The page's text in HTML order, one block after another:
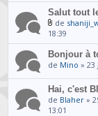
Salut tout
de
18:39
Bonjour à
de Mino » 23
Hai, c'est
de Blaher »
13:01